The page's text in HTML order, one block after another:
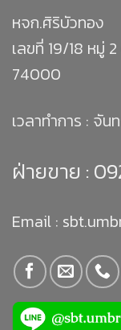
หจก.ศิริบัวทอง
เลขที่ 19/18 หมู่
74000
เวลาทำการ : จั
ฝ่ายขาย :
Email :